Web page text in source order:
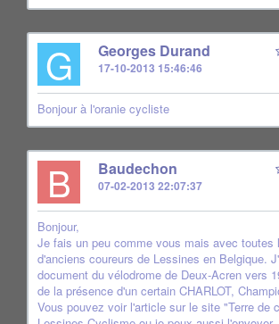
G Georges Durand
17-10-2013 15:46:46
Bonjour à l'oranie cycliste
B Baudechon
07-02-2013 22:07:37
Bonjour,
Je fais un peu comme vous mais avec toutes
d'anciens coureurs de Lessines en Belgique.
document du vélodrome de Deux-Acren vers
de la présence d'un certain CHARLOT,
Vous pouvez voir l'article sur le site "Terre de